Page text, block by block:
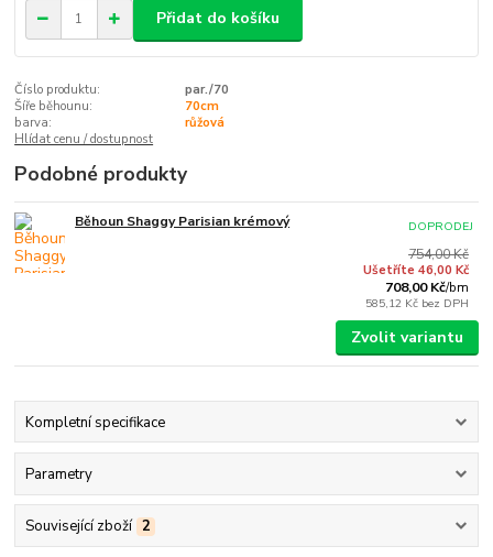
Přidat do košíku
Číslo produktu:
par./70
Šíře běhounu:
70cm
barva:
růžová
Hlídat cenu / dostupnost
Podobné produkty
Běhoun Shaggy Parisian krémový
754,00 Kč
Ušetříte 46,00 Kč
708,00 Kč/bm
585,12 Kč bez DPH
DOPRODEJ
Zvolit variantu
Kompletní specifikace
Parametry
Související zboží 2